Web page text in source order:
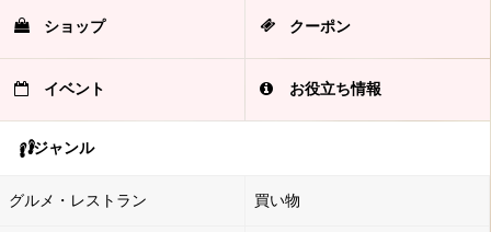
ショップ クーポン
イベント お役立ち情報
ジャンル
グルメ・レストラン 買い物